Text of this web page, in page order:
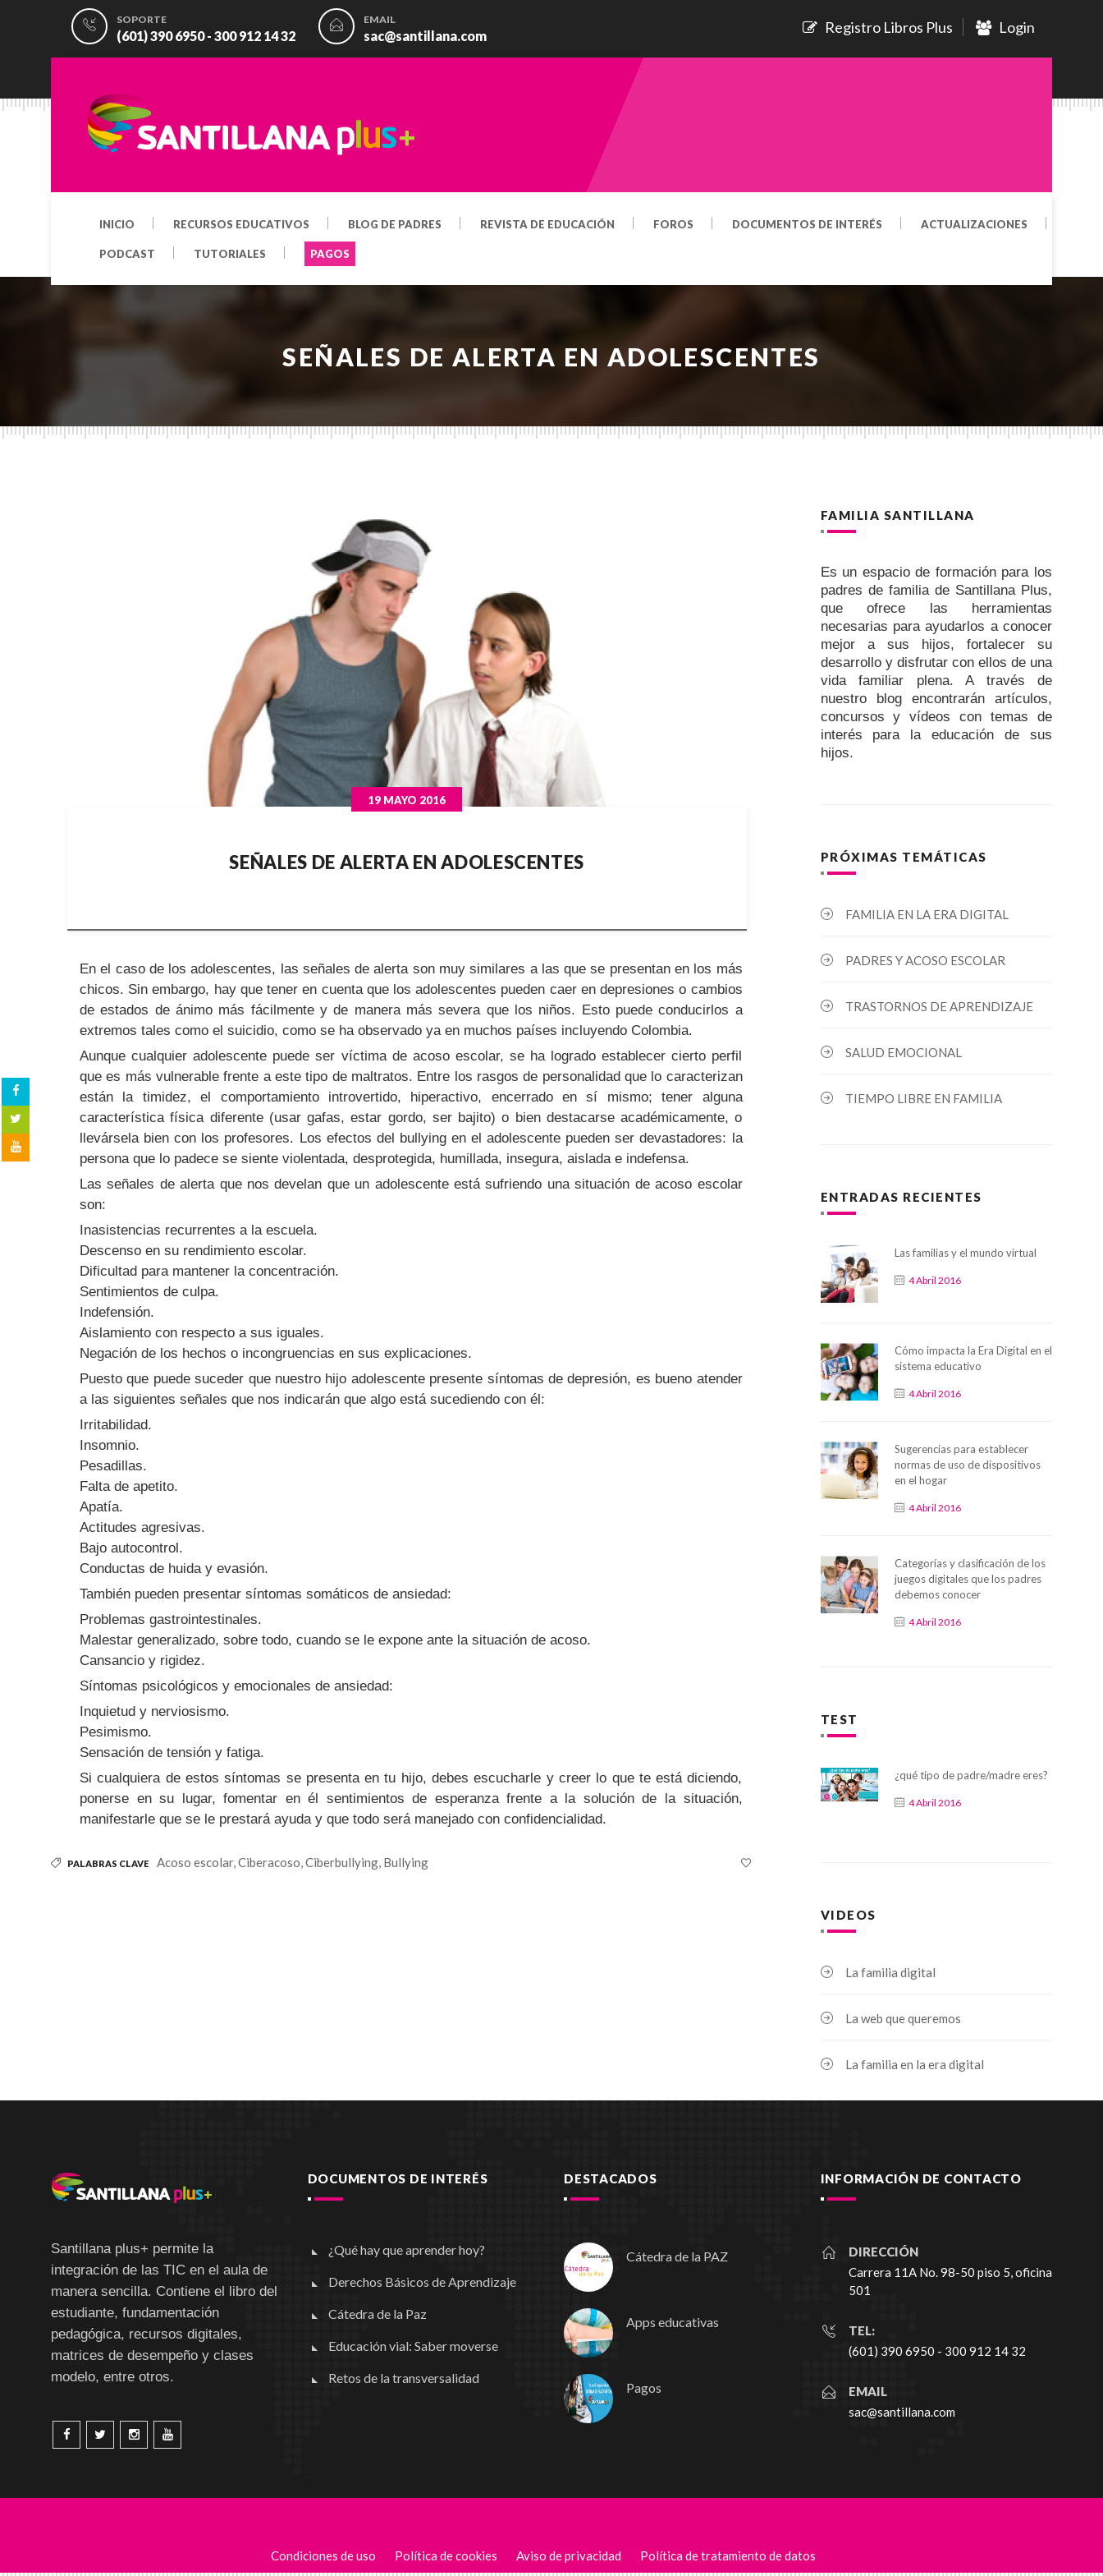
Registro Libros Plus Login
SOPORTE
(601) 390 6950 - 300 912 14 32
EMAIL
sac@santillana.com
INICIO RECURSOS EDUCATIVOS BLOG DE PADRES REVISTA DE EDUCACIÓN FOROS DOCUMENTOS DE INTERÉS ACTUALIZACIONES
PODCAST TUTORIALES PAGOS
SEÑALES DE ALERTA EN ADOLESCENTES
SEÑALES DE ALERTA EN ADOLESCENTES
19 MAYO 2016
En el caso de los adolescentes, las señales de alerta son muy similares a las que se presentan en los más
chicos. Sin embargo, hay que tener en cuenta que los adolescentes pueden caer en depresiones o cambios
de estados de ánimo más fácilmente y de manera más severa que los niños. Esto puede conducirlos a
extremos tales como el suicidio, como se ha observado ya en muchos países incluyendo Colombia.
Aunque cualquier adolescente puede ser víctima de acoso escolar, se ha logrado establecer cierto perfil
que es más vulnerable frente a este tipo de maltratos. Entre los rasgos de personalidad que lo caracterizan
están la timidez, el comportamiento introvertido, hiperactivo, encerrado en sí mismo; tener alguna
característica física diferente (usar gafas, estar gordo, ser bajito) o bien destacarse académicamente, o
llevársela bien con los profesores. Los efectos del bullying en el adolescente pueden ser devastadores: la
persona que lo padece se siente violentada, desprotegida, humillada, insegura, aislada e indefensa.
Las señales de alerta que nos develan que un adolescente está sufriendo una situación de acoso escolar
son:
Inasistencias recurrentes a la escuela.
Descenso en su rendimiento escolar.
Dificultad para mantener la concentración.
Sentimientos de culpa.
Indefensión.
Aislamiento con respecto a sus iguales.
Negación de los hechos o incongruencias en sus explicaciones.
Puesto que puede suceder que nuestro hijo adolescente presente síntomas de depresión, es bueno atender
a las siguientes señales que nos indicarán que algo está sucediendo con él:
Irritabilidad.
Insomnio.
Pesadillas.
Falta de apetito.
Apatía.
Actitudes agresivas.
Bajo autocontrol.
Conductas de huida y evasión.
También pueden presentar síntomas somáticos de ansiedad:
Problemas gastrointestinales.
Malestar generalizado, sobre todo, cuando se le expone ante la situación de acoso.
Cansancio y rigidez.
Síntomas psicológicos y emocionales de ansiedad:
Inquietud y nerviosismo.
Pesimismo.
Sensación de tensión y fatiga.
Si cualquiera de estos síntomas se presenta en tu hijo, debes escucharle y creer lo que te está diciendo,
ponerse en su lugar, fomentar en él sentimientos de esperanza frente a la solución de la situación,
manifestarle que se le prestará ayuda y que todo será manejado con confidencialidad.
PALABRAS CLAVE Acoso escolar,Ciberacoso,Ciberbullying, Bullying
FAMILIA SANTILLANA
Es un espacio de formación para los
padres de familia de Santillana Plus,
que ofrece las herramientas
necesarias para ayudarlos a conocer
mejor a sus hijos, fortalecer su
desarrollo y disfrutar con ellos de una
vida familiar plena. A través de
nuestro blog encontrarán artículos,
concursos y vídeos con temas de
interés para la educación de sus
hijos.
PRÓXIMAS TEMÁTICAS
FAMILIA EN LA ERA DIGITAL
PADRES Y ACOSO ESCOLAR
TRASTORNOS DE APRENDIZAJE
SALUD EMOCIONAL
TIEMPO LIBRE EN FAMILIA
ENTRADAS RECIENTES
Las familias y el mundo virtual
4 Abril 2016
Cómo impacta la Era Digital en el
sistema educativo
4 Abril 2016
Sugerencias para establecer
normas de uso de dispositivos
en el hogar
4 Abril 2016
Categorías y clasificación de los
juegos digitales que los padres
debemos conocer
4 Abril 2016
TEST
¿qué tipo de padre/madre eres?
4 Abril 2016
VIDEOS
La familia digital
La web que queremos
La familia en la era digital
Santillana plus+ permite la
integración de las TIC en el aula de
manera sencilla. Contiene el libro del
estudiante, fundamentación
pedagógica, recursos digitales,
matrices de desempeño y clases
modelo, entre otros.
DOCUMENTOS DE INTERÉS
¿Qué hay que aprender hoy?
Derechos Básicos de Aprendizaje
Cátedra de la Paz
Educación vial: Saber moverse
Retos de la transversalidad
DESTACADOS
Cátedra de la PAZ
Apps educativas
Pagos
INFORMACIÓN DE CONTACTO
DIRECCIÓN
Carrera 11A No. 98-50 piso 5, oficina
501
TEL:
(601) 390 6950 - 300 912 14 32
EMAIL
sac@santillana.com
Condiciones de uso Política de cookies Aviso de privacidad Política de tratamiento de datos